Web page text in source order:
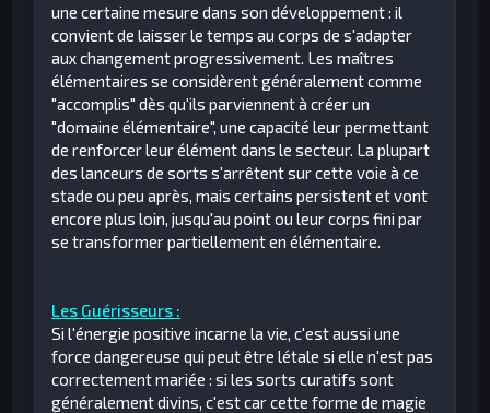
une certaine mesure dans son développement : il
convient de laisser le temps au corps de s'adapter
aux changement progressivement. Les maîtres
élémentaires se considèrent généralement comme
"accomplis" dès qu'ils parviennent à créer un
"domaine élémentaire", une capacité leur permettant
de renforcer leur élément dans le secteur. La plupart
des lanceurs de sorts s'arrêtent sur cette voie à ce
stade ou peu après, mais certains persistent et vont
encore plus loin, jusqu'au point ou leur corps fini par
se transformer partiellement en élémentaire.
Les Guérisseurs :
Si l'énergie positive incarne la vie, c'est aussi une
force dangereuse qui peut être létale si elle n'est pas
correctement mariée : si les sorts curatifs sont
généralement divins, c'est car cette forme de magie